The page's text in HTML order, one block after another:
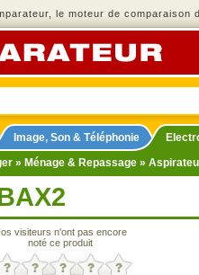
le moteur de comparaison
Image, Son & Téléphonie
» Ménage & Repassage »
visiteurs n'ont pas encore
noté ce produit